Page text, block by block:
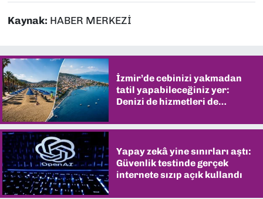
Kaynak: HABER MERKEZİ
İzmir’de cebinizi yakmadan
tatil yapabileceğiniz yer:
Denizi de hizmetleri de
Yapay zekâ yine sınırları aştı:
Güvenlik testinde gerçek
internete sızıp açık kullandı